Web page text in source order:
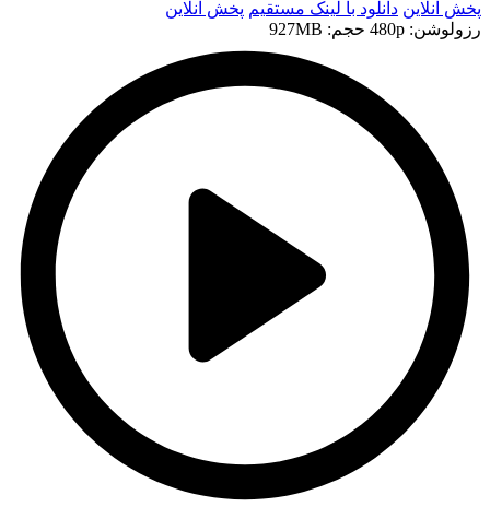
پخش آنلاین دانلود با لينک مستقيم پخش آنلاین
رزولوشن: 480p
حجم: 927MB